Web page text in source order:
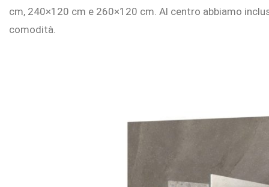
cm, 240×120 cm e 260×120 cm. Al centro abbiamo
comodità.